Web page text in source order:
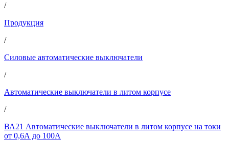
/
Продукция
/
Силовые автоматические выключатели
/
Автоматические выключатели в литом корпусе
/
ВА21 Автоматические выключатели в литом корпусе на токи
от 0,6А до 100А